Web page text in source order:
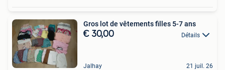
Gros lot de vêtements filles 5-7 ans
€ 30,00 Détails
Jalhay 21 juil. 26